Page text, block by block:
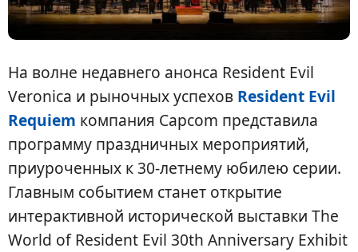
На волне недавнего анонса Resident Evil
Veronica и рыночных успехов Resident Evil
Requiem компания Capcom представила
программу праздничных мероприятий,
приуроченных к 30-летнему юбилею серии.
Главным событием станет открытие
интерактивной исторической выставки The
World of Resident Evil 30th Anniversary Exhibit